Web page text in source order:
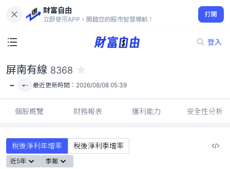
財富自由
立即使用APP，開啟您的股市智慧導航！
打開
登入
-
屏南有線 8368
- - 最近更新時間： 2026/08/08 05:39
個股概覽 財務報表 獲利能力 安全性分析
稅後淨利年增率 稅後淨利季增率
近5年 季報